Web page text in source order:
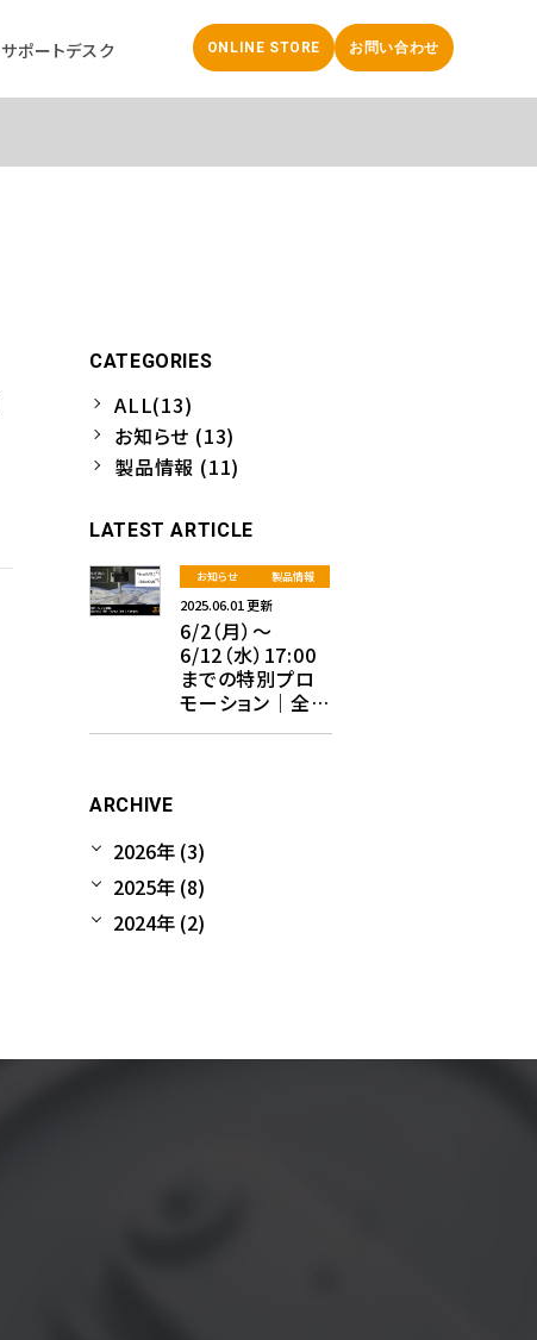
ONLINE STORE お問い合わせ
サポートデスク
CATEGORIES
ALL(13)
お知らせ (13)
製品情報 (11)
LATEST ARTICLE
お知らせ 製品情報
2025.06.01 更新
6/2（月）～
6/12（水）17:00
までの特別プロ
モーション｜全て
ARCHIVE
2026年 (3)
2025年 (8)
2024年 (2)